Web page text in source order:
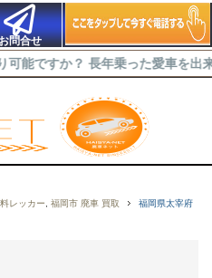
問合せ
年乗った愛車を出来るだけ高
レッカー 福岡市 廃車 買取
福岡県太宰府